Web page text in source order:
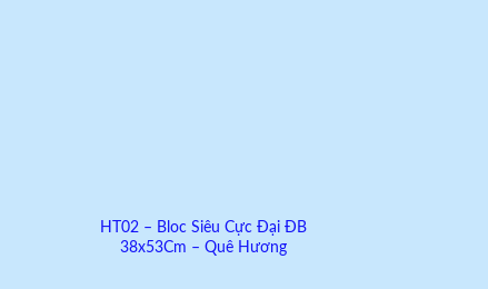
HT02 – Bloc Siêu Cực Đại ĐB
38x53Cm – Quê Hương